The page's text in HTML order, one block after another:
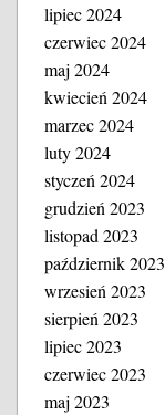
lipiec 2024
czerwiec 2024
maj 2024
kwiecień 2024
marzec 2024
luty 2024
styczeń 2024
grudzień 2023
listopad 2023
październik 2023
wrzesień 2023
sierpień 2023
lipiec 2023
czerwiec 2023
maj 2023